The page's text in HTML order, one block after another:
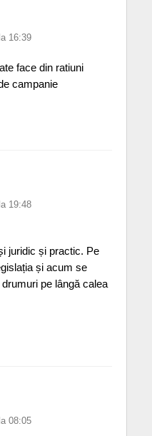
16:39
face din ratiuni
campanie
19:48
juridic și practic. Pe
și acum se
pe lângă calea
08:05